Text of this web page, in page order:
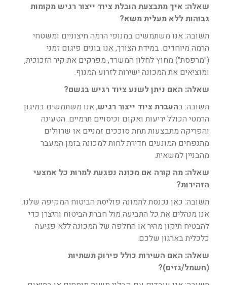
שאלה: איך מתבצעת הובלת ציוד ייצור רגיש מקומות
גבוהות ללא מעלית משא?
תשובה: אנו משתמשים במנופי הרמה חיצוניים ומשטחי
הרמה מיוחדים. במידת הצורך, אנו בונים פיגום זמני
("מרפסת") מחוץ לחלון המשרד, מפרקים את קיר הזכוכית,
ומוציאים את המכונה ישירות לזרוע המנוף.
שאלה: האם ניתן לשנע ציוד רגיש בגשם?
תשובה: בהעברת ציוד ייצור רגיש, אנו משתמשים במיגון
הרמטי הכולל יריעות ואקום וכיסויים תרמיים. הטעינה
והפריקה מתבצעות תחת סוככים זמניים או שרוולים
מתנפחים המונעים חדירת לחות למכונה בזמן המעבר
מהבניין למשאית.
שאלה: מה קורה אם מכונה נפגעת למרות כל אמצעי
הזהירות?
תשובה: כאן נכנסת לתמונה פוליסת הביטוח המקיפה שלנו.
אנו מנהלים את כל התביעה מול חברת הביטוח והיצרן כדי
להבטיח תיקון מהיר או החלפה של המכונה ללא פגיעה
כלכלית בארגון שלכם.
שאלה: האם השירות כולל פירוק תשתיות
(חשמל/גזים)?